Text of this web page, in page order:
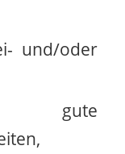
und/oder